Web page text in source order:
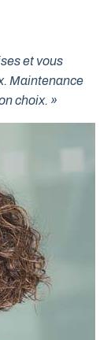
et vous
Maintenance
choix. »